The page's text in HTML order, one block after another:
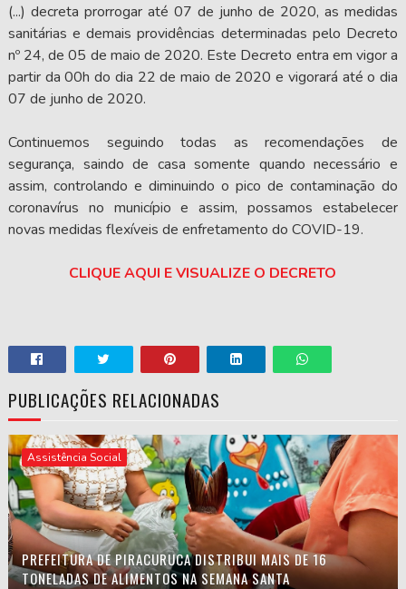
(...) decreta prorrogar até 07 de junho de 2020, as medidas
sanitárias e demais providências determinadas pelo Decreto
nº 24, de 05 de maio de 2020. Este Decreto entra em vigor a
partir da 00h do dia 22 de maio de 2020 e vigorará até o dia
07 de junho de 2020.
Continuemos seguindo todas as recomendações de
segurança, saindo de casa somente quando necessário e
assim, controlando e diminuindo o pico de contaminação do
coronavírus no município e assim, possamos estabelecer
novas medidas flexíveis de enfretamento do COVID-19.
CLIQUE AQUI E VISUALIZE O DECRETO
PUBLICAÇÕES RELACIONADAS
Assistência Social
PREFEITURA DE PIRACURUCA DISTRIBUI MAIS DE 16
TONELADAS DE ALIMENTOS NA SEMANA SANTA